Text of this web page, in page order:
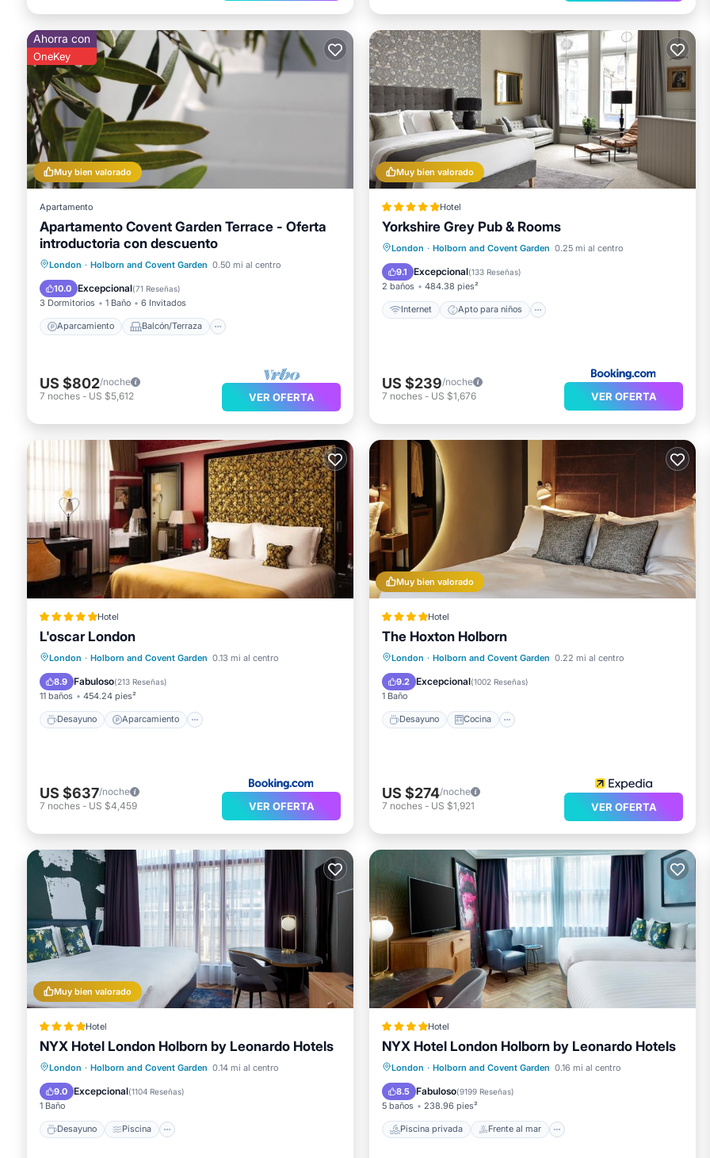
Muy bien valorado
Ahorra con
OneKey
Apartamento
Apartamento Covent Garden Terrace - Oferta
introductoria con descuento
London · Holborn and Covent Garden 0.50 mi al centro
10.0 Excepcional(71 Reseñas)
3 Dormitorios 1 Baño 6 Invitados
Aparcamiento Balcón/Terraza
Aparcamiento
Balcón/Terraza
Cocina
Internet
US $802/noche
7 noches - US $5,612 VER OFERTA
Muy bien valorado
Hotel
Yorkshire Grey Pub & Rooms
London · Holborn and Covent Garden 0.25 mi al centro
9.1 Excepcional(133 Reseñas)
2 baños 484.38 pies²
Internet Apto para niños
Internet
Apto para niños
Restaurante
Bar
US $239/noche
7 noches - US $1,676 VER OFERTA
Hotel
L'oscar London
London · Holborn and Covent Garden 0.13 mi al centro
8.9 Fabuloso(213 Reseñas)
11 baños 454.24 pies²
Desayuno Aparcamiento
Desayuno
Aparcamiento
Balcón/Terraza
US $637/noche
7 noches - US $4,459 VER OFERTA
Muy bien valorado
Hotel
The Hoxton Holborn
London · Holborn and Covent Garden 0.22 mi al centro
9.2 Excepcional(1002 Reseñas)
1 Baño
Desayuno Cocina
Desayuno
Cocina
Aire acondicionado
US $274/noche
7 noches - US $1,921 VER OFERTA
Muy bien valorado
Hotel
NYX Hotel London Holborn by Leonardo Hotels
London · Holborn and Covent Garden 0.14 mi al centro
9.0 Excepcional(1104 Reseñas)
1 Baño
Desayuno Piscina
Desayuno Piscina
Hotel
NYX Hotel London Holborn by Leonardo Hotels
London · Holborn and Covent Garden 0.16 mi al centro
8.5 Fabuloso(9199 Reseñas)
5 baños 238.96 pies²
Piscina privada Frente al mar
Piscina privada
Frente al mar
Desayuno
Piscina